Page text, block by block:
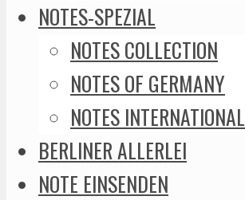
NOTES-SPEZIAL
NOTES COLLECTION
NOTES OF GERMANY
NOTES INTERNATIONAL
BERLINER ALLERLEI
NOTE EINSENDEN